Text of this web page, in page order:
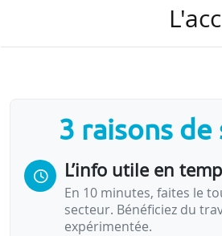
l’édiction d’une
en premier cycle universitaire
3 raisons
L’info utile en
En 10 minutes, faites le
secteur. Bénéficiez du
expérimentée.